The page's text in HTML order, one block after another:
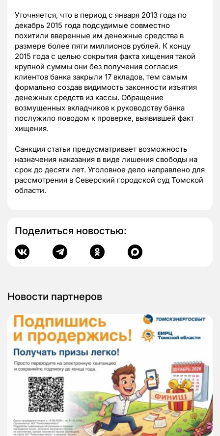
Уточняется, что в период с января 2013 года по
декабрь 2015 года подсудимые совместно
похитили вверенные им денежные средства в
размере более пяти миллионов рублей. К концу
2015 года с целью сокрытия факта хищения такой
крупной суммы они без получения согласия
клиентов банка закрыли 17 вкладов, тем самым
формально создав видимость законности изъятия
денежных средств из кассы. Обращение
возмущенных вкладчиков к руководству банка
послужило поводом к проверке, выявившей факт
хищения.
Санкция статьи предусматривает возможность
назначения наказания в виде лишения свободы на
срок до десяти лет. Уголовное дело направлено для
рассмотрения в Северский городской суд Томской
области.
Поделиться новостью:
Новости партнеров